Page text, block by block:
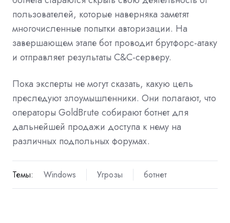
пользователей, которые наверняка заметят
многочисленные попытки авторизации. На
завершающем этапе бот проводит брутфорс-атаку
и отправляет результаты C&C-серверу.
Пока эксперты не могут сказать, какую цель
преследуют злоумышленники. Они полагают, что
операторы GoldBrute собирают ботнет для
дальнейшей продажи доступа к нему на
различных подпольных форумах.
Темы: Windows Угрозы ботнет